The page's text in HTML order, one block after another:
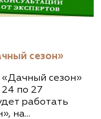
сезон»
«Дачный сезон»
по 27
работать
на...